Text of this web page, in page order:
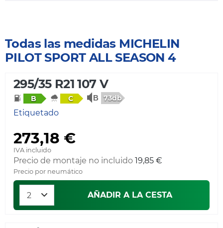
Todas las medidas MICHELIN
PILOT SPORT ALL SEASON 4
295/35 R21 107 V
B C 73db
Etiquetado
273,18 €
IVA incluido
Precio de montaje no incluido 19,85 €
Precio por neumático
AÑADIR A LA CESTA